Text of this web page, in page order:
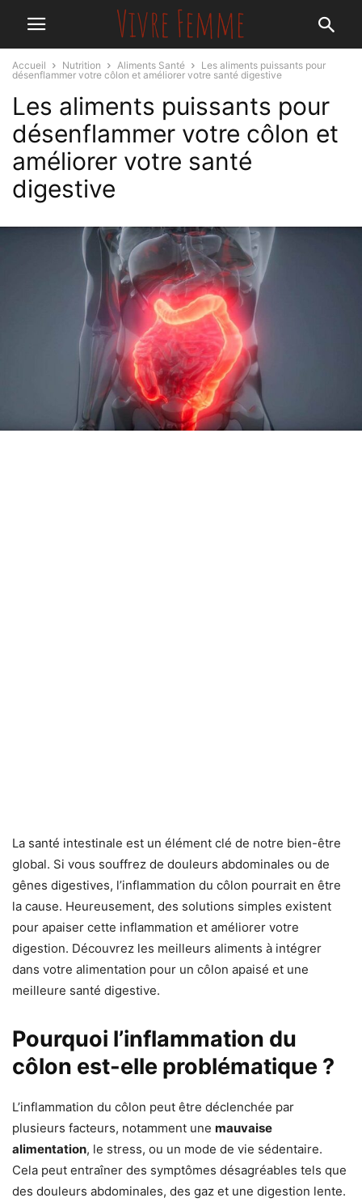
Accueil Nutrition Aliments Santé
Les aliments puissants pour
désenflammer votre côlon et améliorer votre santé digestive
Les aliments puissants pour
désenflammer votre côlon et
améliorer votre santé
digestive
La santé intestinale est un élément clé de notre bien-être
global. Si vous souffrez de douleurs abdominales ou de
gênes digestives, l’inflammation du côlon pourrait en être
la cause. Heureusement, des solutions simples existent
pour apaiser cette inflammation et améliorer votre
digestion. Découvrez les meilleurs aliments à intégrer
dans votre alimentation pour un côlon apaisé et une
meilleure santé digestive.
Pourquoi l’inflammation du
côlon est-elle problématique ?
L’inflammation du côlon peut être déclenchée par
plusieurs facteurs, notamment une mauvaise
alimentation, le stress, ou un mode de vie sédentaire.
Cela peut entraîner des symptômes désagréables tels que
des douleurs abdominales, des gaz et une digestion lente.